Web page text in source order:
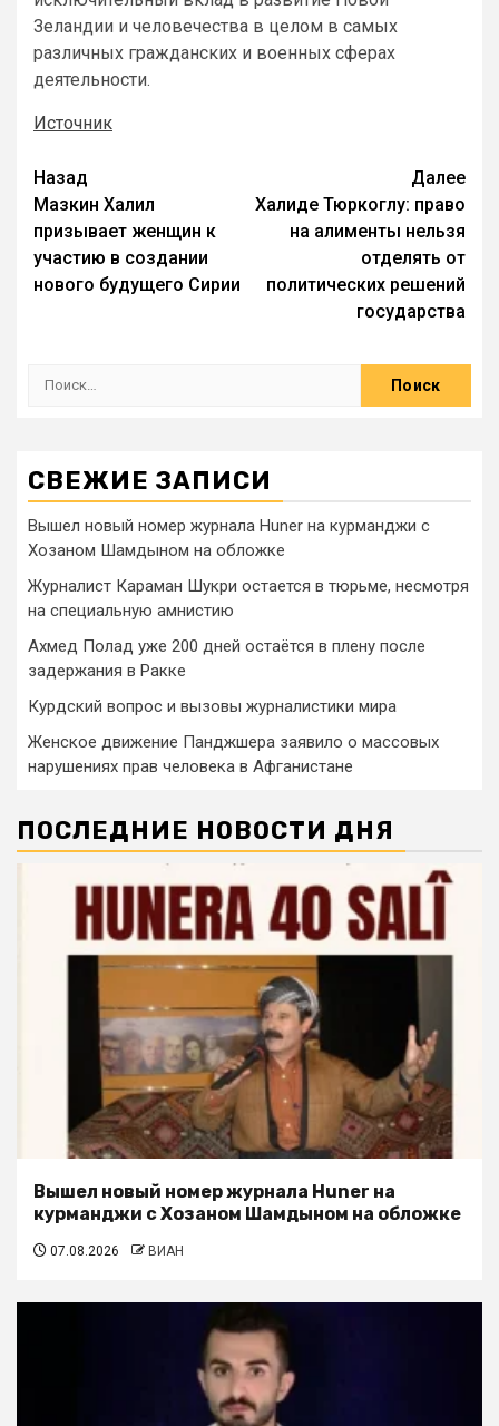
Зеландии и человечества в целом в самых
различных гражданских и военных сферах
деятельности.
Источник
Назад
Мазкин Халил
призывает женщин к
участию в создании
нового будущего Сирии
Далее
Халиде Тюркоглу: право
на алименты нельзя
отделять от
политических решений
государства
СВЕЖИЕ ЗАПИСИ
Вышел новый номер журнала Huner на курманджи с
Хозаном Шамдыном на обложке
Журналист Караман Шукри остается в тюрьме, несмотря
на специальную амнистию
Ахмед Полад уже 200 дней остаётся в плену после
задержания в Ракке
Курдский вопрос и вызовы журналистики мира
Женское движение Панджшера заявило о массовых
нарушениях прав человека в Афганистане
ПОСЛЕДНИЕ НОВОСТИ ДНЯ
Вышел новый номер журнала Huner на
курманджи с Хозаном Шамдыном на обложке
07.08.2026 ВИАН